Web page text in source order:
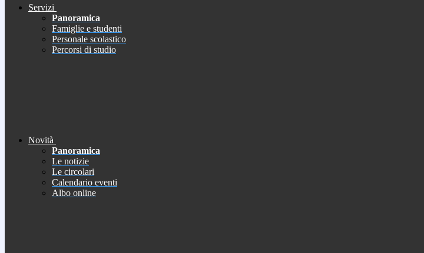
Servizi
Panoramica
Famiglie e studenti
Personale scolastico
Percorsi di studio
Novità
Panoramica
Le notizie
Le circolari
Calendario eventi
Albo online